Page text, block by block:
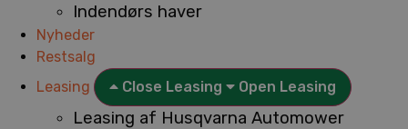
Indendørs haver
Nyheder
Restsalg
Leasing
Close Leasing Open Leasing
Leasing af Husqvarna Automower